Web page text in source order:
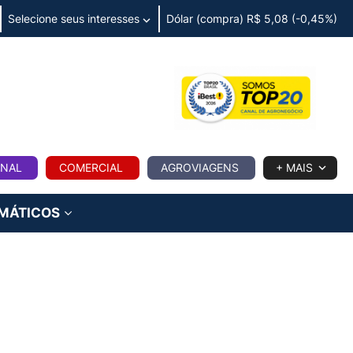
Selecione seus interesses Dólar (compra) R$ 5,08 (-0,45%)
COMERCIAL AGROVIAGENS + MAIS